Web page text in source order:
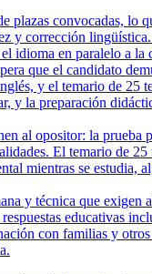
plazas convocadas,
corrección
idioma en paralelo a
que el candidato
y el temario de
y la preparación
al opositor: la
El temario de
mientras se
y técnica que
educativas
con familias y